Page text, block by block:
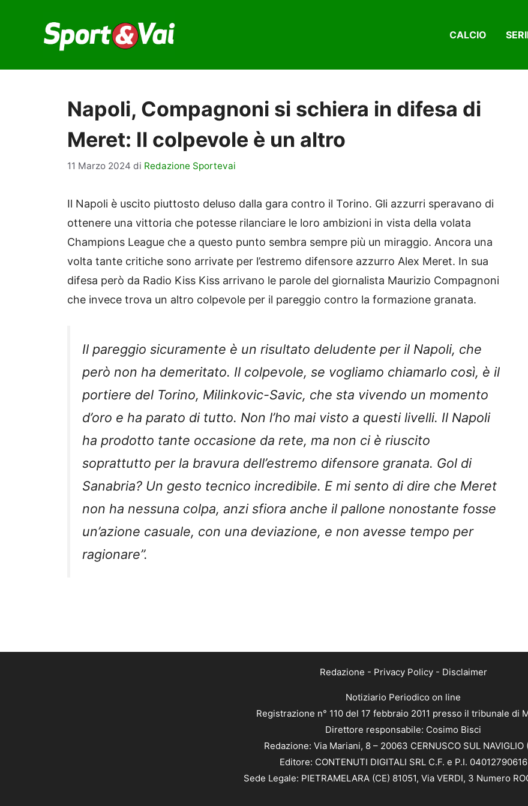
contenuto
CALCIO
Napoli, Compagnoni si schiera in difesa di
Meret: Il colpevole è un altro
11 Marzo 2024 di Redazione Sportevai
Il Napoli è uscito piuttosto deluso dalla gara contro il Torino. Gli azzurri speravano di
ottenere una vittoria che potesse rilanciare le loro ambizioni in vista della volata
Champions League che a questo punto sembra sempre più un miraggio. Ancora una
volta tante critiche sono arrivate per l’estremo difensore azzurro Alex Meret. In sua
difesa però da Radio Kiss Kiss arrivano le parole del giornalista Maurizio Compagnoni
che invece trova un altro colpevole per il pareggio contro la formazione granata.
Il pareggio sicuramente è un risultato deludente per il Napoli, che
però non ha demeritato. Il colpevole, se vogliamo chiamarlo così, è il
portiere del Torino, Milinkovic-Savic, che sta vivendo un momento
d’oro e ha parato di tutto. Non l’ho mai visto a questi livelli. Il Napoli
ha prodotto tante occasione da rete, ma non ci è riuscito
soprattutto per la bravura dell’estremo difensore granata. Gol di
Sanabria? Un gesto tecnico incredibile. E mi sento di dire che Meret
non ha nessuna colpa, anzi sfiora anche il pallone nonostante fosse
un’azione casuale, con una deviazione, e non avesse tempo per
ragionare”.
Redazione - Privacy Policy- Disclaimer
Notiziario Periodico on line
Registrazione n° 110 del 17 febbraio 2011 presso il tribunale di
Direttore responsabile: Cosimo Bisci
Redazione: Via Mariani, 8 – 20063 CERNUSCO SUL NAVIGLIO
Editore: CONTENUTI DIGITALI SRL C.F. e P.I. 04012790616
Sede Legale: PIETRAMELARA (CE) 81051, Via VERDI, 3 Numero